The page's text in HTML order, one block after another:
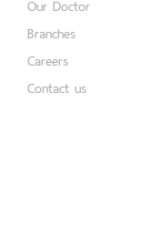
Our Doctor
Branches
Careers
Contact us